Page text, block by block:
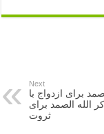
Next
برای ازدواج با
الله الصمد برای
ثروت